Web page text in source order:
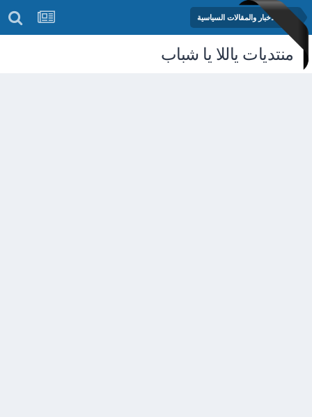
منتدى الأخبار والمقالات السياسية
منتديات ياللا يا شباب